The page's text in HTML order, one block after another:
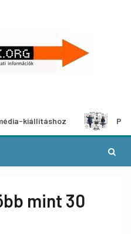
Pályázat a
mint 30